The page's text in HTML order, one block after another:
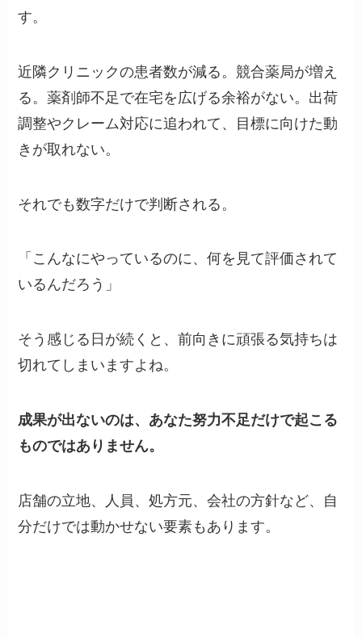
す。
近隣クリニックの患者数が減る。競合薬局が増え
る。薬剤師不足で在宅を広げる余裕がない。出荷
調整やクレーム対応に追われて、目標に向けた動
きが取れない。
それでも数字だけで判断される。
「こんなにやっているのに、何を見て評価されて
いるんだろう」
そう感じる日が続くと、前向きに頑張る気持ちは
切れてしまいますよね。
成果が出ないのは、あなた努力不足だけで起こる
ものではありません。
店舗の立地、人員、処方元、会社の方針など、自
分だけでは動かせない要素もあります。